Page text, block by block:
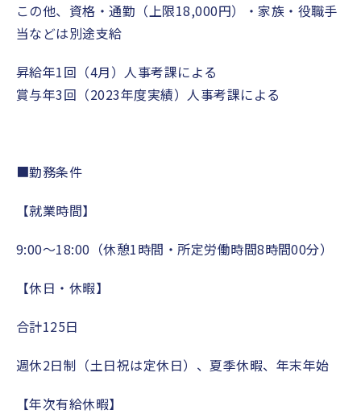
この他、資格・通勤（上限18,000円）・家族・役職手
当などは別途支給
昇給年1回（4月）人事考課による
賞与年3回（2023年度実績）人事考課による
■勤務条件
【就業時間】
9:00～18:00（休憩1時間・所定労働時間8時間00分）
【休日・休暇】
合計125日
週休2日制（土日祝は定休日）、夏季休暇、年末年始
【年次有給休暇】